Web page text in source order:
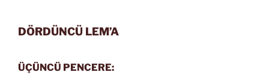
DÖRDÜNCÜ LEM’A
ÜÇÜNCÜ PENCERE: